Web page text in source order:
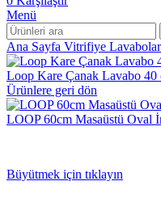
Menü
Ana Sayfa Vitrifiye Lavabolar
Loop Kare Çanak Lavabo 40
Ürünlere geri dön
LOOP 60cm Masaüstü Oval
Büyütmek için tıklayın